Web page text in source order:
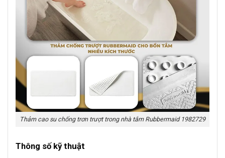
Thảm cao su chống trơn trượt trong nhà tắm Rubbermaid 1982729
Thông số kỹ thuật